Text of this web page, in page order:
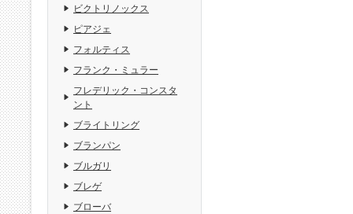
ビクトリノックス
ピアジェ
フォルティス
フランク・ミュラー
フレデリック・コンスタ
ント
ブライトリング
ブランパン
ブルガリ
ブレゲ
ブローバ